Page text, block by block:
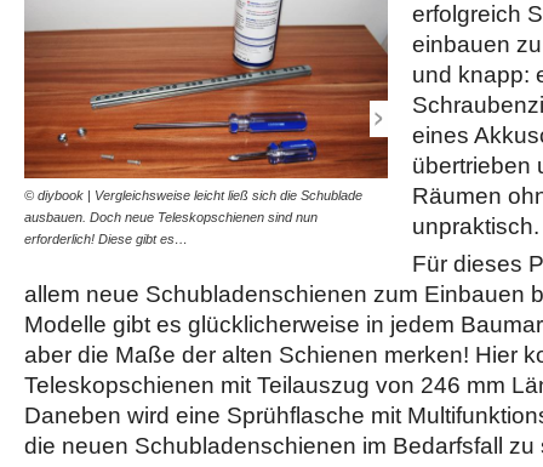
© diybook | Vergleichsweise leicht ließ sich die Schublade
ausbauen. Doch neue Teleskopschienen sind nun
erforderlich! Diese gibt es…
© diybook | Vor dem
Schubladenschienen in
wichtig, um auf beiden
erfolgreich
einbauen
und knapp:
eines
übertrieben
Räumen
unpraktisch.
Für dieses
allem neue Schubladenschienen zum Einbauen
Modelle gibt es glücklicherweise in jedem
aber die Maße der alten Schienen merken! Hier
Teleskopschienen mit Teilauszug von 246 mm
Daneben wird eine Sprühflasche mit
die neuen Schubladenschienen im Bedarfsfall zu